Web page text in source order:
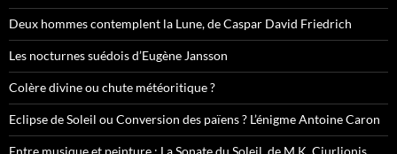
Deux hommes contemplent la Lune, de Caspar David Friedrich
Les nocturnes suédois d’Eugène Jansson
Colère divine ou chute météoritique ?
Eclipse de Soleil ou Conversion des païens ? L’énigme Antoine Caron
Entre musique et peinture : La Sonate du Soleil, de M.K. Ciurlionis